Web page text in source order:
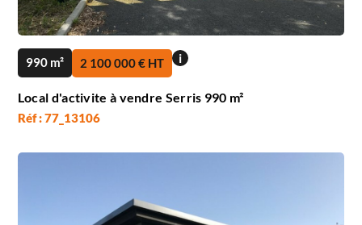
990 m² 2 100 000 € HT i
Local d'activite à vendre Serris 990 m²
Réf : 77_13106